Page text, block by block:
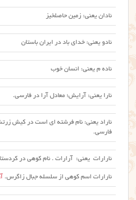
ئادان یعنی: زمین حاصلخیز
ئادو یعنی: خدای باد در ایران باستان
ئاده م یعنی: انسان خوب
ئارا یعنی: آرایش؛ معادل آرا در فارسی.
ئاراد یعنی: نام فرشته ای است در کیش
فارسی.
ئارارات یعنی: آرارات . نام کوهی در
ئارارات اسم کوهی از سلسله جبال زاگرس.